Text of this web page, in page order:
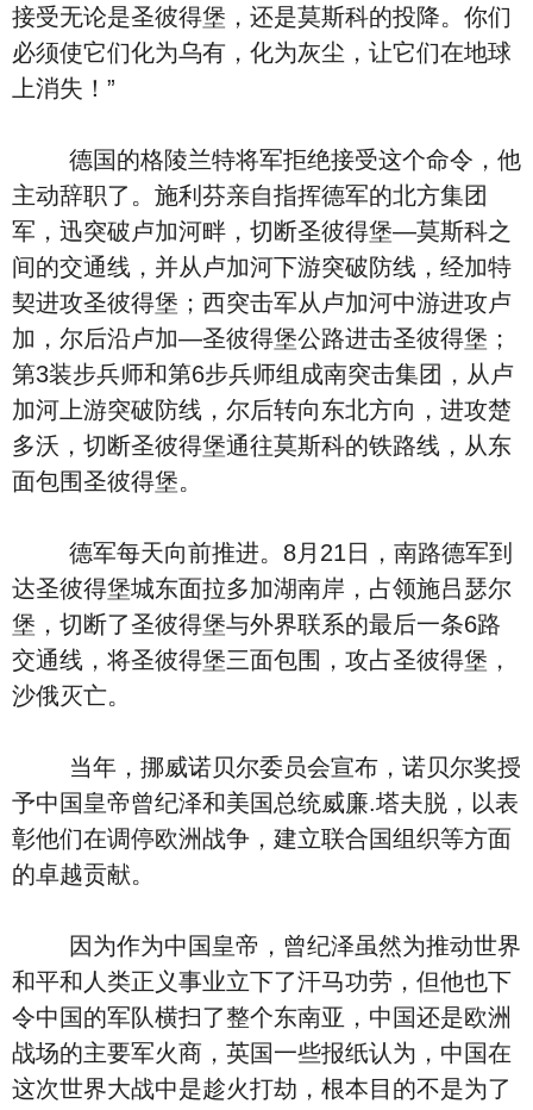
接受无论是圣彼得堡，还是莫斯科的投降。你们
必须使它们化为乌有，化为灰尘，让它们在地球
上消失！”
德国的格陵兰特将军拒绝接受这个命令，他
主动辞职了。施利芬亲自指挥德军的北方集团
军，迅突破卢加河畔，切断圣彼得堡—莫斯科之
间的交通线，并从卢加河下游突破防线，经加特
契进攻圣彼得堡；西突击军从卢加河中游进攻卢
加，尔后沿卢加—圣彼得堡公路进击圣彼得堡；
第3装步兵师和第6步兵师组成南突击集团，从卢
加河上游突破防线，尔后转向东北方向，进攻楚
多沃，切断圣彼得堡通往莫斯科的铁路线，从东
面包围圣彼得堡。
德军每天向前推进。8月21日，南路德军到
达圣彼得堡城东面拉多加湖南岸，占领施吕瑟尔
堡，切断了圣彼得堡与外界联系的最后一条6路
交通线，将圣彼得堡三面包围，攻占圣彼得堡，
沙俄灭亡。
当年，挪威诺贝尔委员会宣布，诺贝尔奖授
予中国皇帝曾纪泽和美国总统威廉.塔夫脱，以表
彰他们在调停欧洲战争，建立联合国组织等方面
的卓越贡献。
因为作为中国皇帝，曾纪泽虽然为推动世界
和平和人类正义事业立下了汗马功劳，但他也下
令中国的军队横扫了整个东南亚，中国还是欧洲
战场的主要军火商，英国一些报纸认为，中国在
这次世界大战中是趁火打劫，根本目的不是为了